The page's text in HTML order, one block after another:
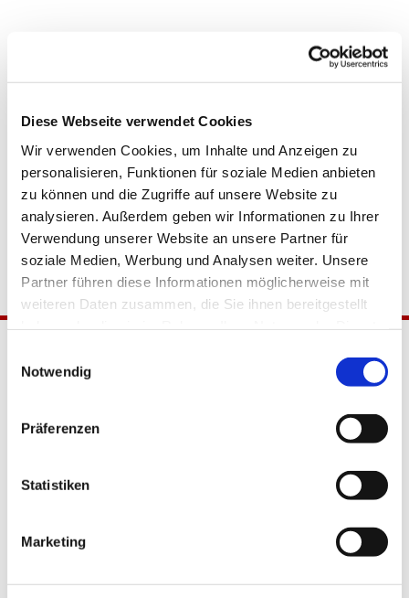
Diese Webseite verwendet Cookies
Wir verwenden Cookies, um Inhalte und Anzeigen zu
personalisieren, Funktionen für soziale Medien anbieten
zu können und die Zugriffe auf unsere Website zu
analysieren. Außerdem geben wir Informationen zu Ihrer
Verwendung unserer Website an unsere Partner für
soziale Medien, Werbung und Analysen weiter. Unsere
Partner führen diese Informationen möglicherweise mit
weiteren Daten zusammen, die Sie ihnen bereitgestellt
Notwendig
Präferenzen
Statistiken
Marketing
Katholische Kirchengemeinde
Tempelhof-Buckow